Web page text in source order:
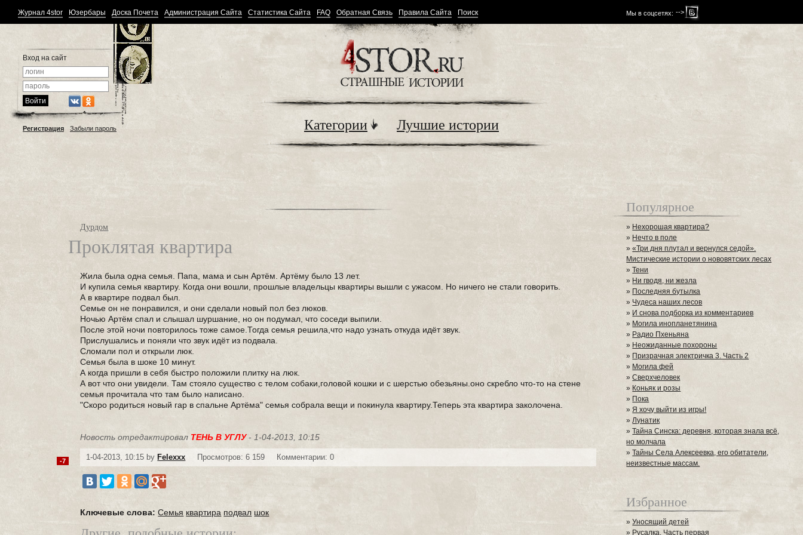
Мы в соцсетях: -->
Журнал 4stor Юзербары Доска Почета Администрация Сайта Статистика Сайта FAQ Обратная Связь Правила Сайта Поиск
Вход на сайт
Регистрация Забыли пароль Категории Лучшие истории
Дурдом
Проклятая квартира
Жила была одна семья. Папа, мама и сын Артём. Артёму было 13 лет.
И купила семья квартиру. Когда они вошли, прошлые владельцы квартиры вышли с ужасом. Но ничего не стали говорить.
А в квартире подвал был.
Семье он не понравился, и они сделали новый пол без люков.
Ночью Артём спал и слышал шуршание, но он подумал, что соседи выпили.
После этой ночи повторилось тоже самое.Тогда семья решила,что надо узнать откуда идёт звук.
Прислушались и поняли что звук идёт из подвала.
Сломали пол и открыли люк.
Семья была в шоке 10 минут.
А когда пришли в себя быстро положили плитку на люк.
А вот что они увидели. Там стояло существо с телом собаки,головой кошки и с шерстью обезьяны.оно скребло что-то на стене
семья прочитала что там было написано.
"Скоро родиться новый гар в спальне Артёма" семья собрала вещи и покинула квартиру.Теперь эта квартира заколочена.
Новость отредактировал ТЕНЬ В УГЛУ- 1-04-2013, 10:15
1-04-2013, 10:15 by Felexxx Просмотров: 6 159 Комментарии: 0
-7
Ключевые слова: Семья квартира подвал шок
Популярное
» Нехорошая квартира?
» Нечто в поле
»«Три дня плутал и вернулся седой».
Мистические истории о нововятских лесах
»Тени
» Ни гводя, ни жезла
» Последняя бутылка
» Чудеса наших лесов
» И снова подборка из комментариев
» Могила инопланетянина
» Радио Пхеньяна
» Неожиданные похороны
» Призрачная электричка 3. Часть 2
» Могила фей
»Сверхчеловек
» Коньяк и розы
» Пока
»Я хочу выйти из игры!
»Лунатик
»Тайна Синска: деревня, которая знала всё,
но молчала
»Тайны Села Алексеевка, его обитатели,
неизвестные массам.
Избранное
»Уносящий детей
» Русалка. Часть первая